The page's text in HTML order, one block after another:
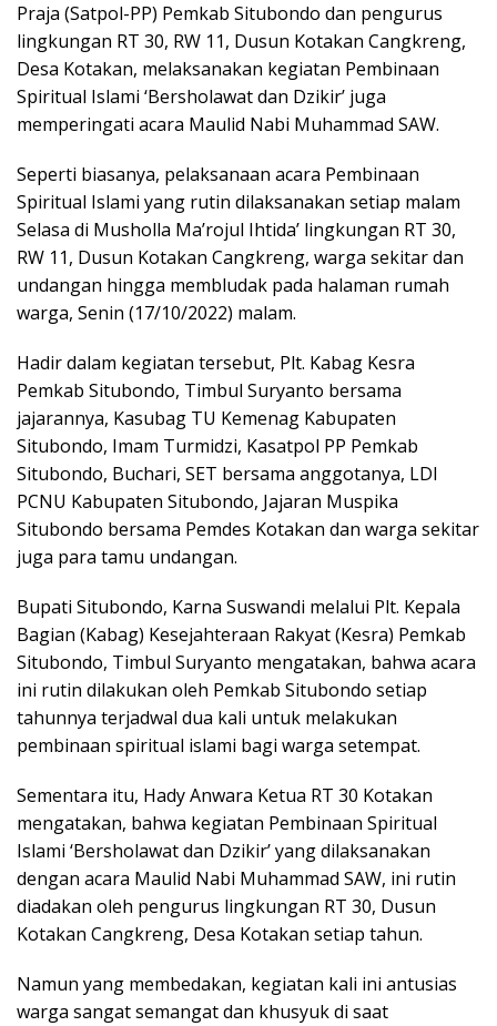
Praja (Satpol-PP) Pemkab Situbondo dan pengurus
lingkungan RT 30, RW 11, Dusun Kotakan Cangkreng,
Desa Kotakan, melaksanakan kegiatan Pembinaan
Spiritual Islami ‘Bersholawat dan Dzikir’ juga
memperingati acara Maulid Nabi Muhammad SAW.
Seperti biasanya, pelaksanaan acara Pembinaan
Spiritual Islami yang rutin dilaksanakan setiap malam
Selasa di Musholla Ma’rojul Ihtida’ lingkungan RT 30,
RW 11, Dusun Kotakan Cangkreng, warga sekitar dan
undangan hingga membludak pada halaman rumah
warga, Senin (17/10/2022) malam.
Hadir dalam kegiatan tersebut, Plt. Kabag Kesra
Pemkab Situbondo, Timbul Suryanto bersama
jajarannya, Kasubag TU Kemenag Kabupaten
Situbondo, Imam Turmidzi, Kasatpol PP Pemkab
Situbondo, Buchari, SET bersama anggotanya, LDI
PCNU Kabupaten Situbondo, Jajaran Muspika
Situbondo bersama Pemdes Kotakan dan warga sekitar
juga para tamu undangan.
Bupati Situbondo, Karna Suswandi melalui Plt. Kepala
Bagian (Kabag) Kesejahteraan Rakyat (Kesra) Pemkab
Situbondo, Timbul Suryanto mengatakan, bahwa acara
ini rutin dilakukan oleh Pemkab Situbondo setiap
tahunnya terjadwal dua kali untuk melakukan
pembinaan spiritual islami bagi warga setempat.
Sementara itu, Hady Anwara Ketua RT 30 Kotakan
mengatakan, bahwa kegiatan Pembinaan Spiritual
Islami ‘Bersholawat dan Dzikir’ yang dilaksanakan
dengan acara Maulid Nabi Muhammad SAW, ini rutin
diadakan oleh pengurus lingkungan RT 30, Dusun
Kotakan Cangkreng, Desa Kotakan setiap tahun.
Namun yang membedakan, kegiatan kali ini antusias
warga sangat semangat dan khusyuk di saat